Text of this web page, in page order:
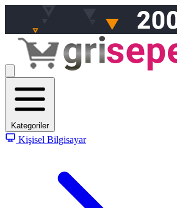
Kategoriler
Kişisel Bilgisayar